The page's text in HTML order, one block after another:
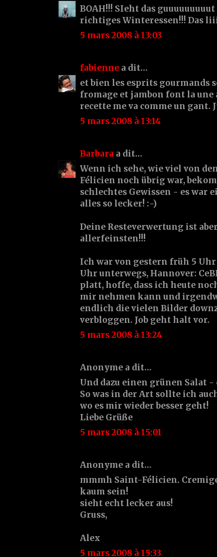
BOAH!!! SIeht das guuuuuuuuut
richtiges Winteressen!!! Das
5 mars 2008 à 13:03
fabienne a dit…
et bien les esprits gourmands
fromage et jambon font la une
recette me va comme un gant.
5 mars 2008 à 13:14
Barbara a dit…
Wenn ich sehe, wie viel von
Félicien noch übrig war,
schlechtes Gewissen - es war
alles so lecker! :-)
Deine Resteverwertung ist
allerfeinsten!!!
Ich war von gestern früh 5
Uhr unterwegs, Hannover:
platt, hoffe, dass ich heute
mir nehmen kann und
endlich die vielen Bilder
verbloggen. Job geht halt vor.
5 mars 2008 à 13:24
Anonyme a dit…
Und dazu einen grünen Salat
So was in der Art sollte ich
wo es mir wieder besser geht!
Liebe Grüße
5 mars 2008 à 15:01
Anonyme a dit…
mmmh Saint-Félicien.
kaum sein!
sieht echt lecker aus!
Gruss,
Alex
5 mars 2008 à 15:33